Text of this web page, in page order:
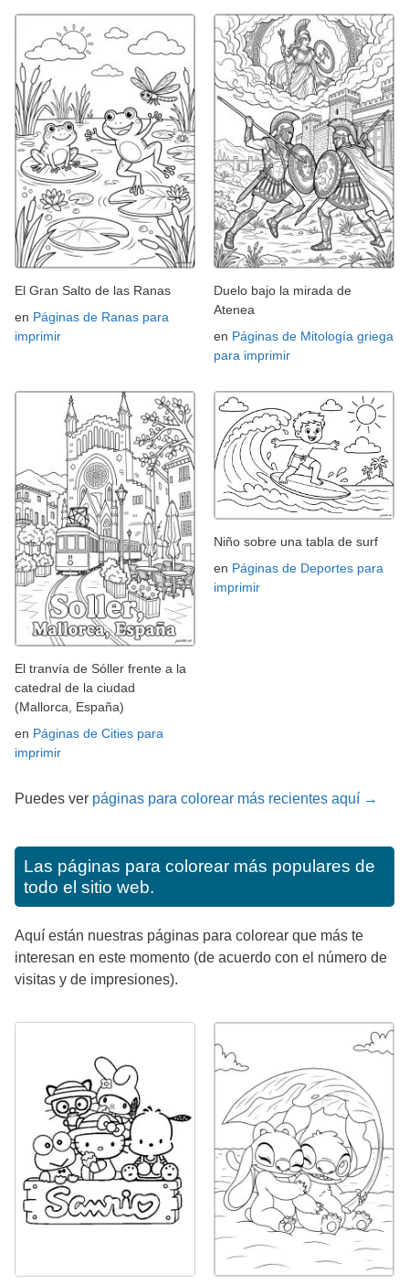
El Gran Salto de las Ranas
en Páginas de Ranas para
imprimir
Duelo bajo la mirada de
Atenea
en Páginas de Mitología griega
para imprimir
El tranvía de Sóller frente a la
catedral de la ciudad
(Mallorca, España)
en Páginas de Cities para
imprimir
Niño sobre una tabla de surf
en Páginas de Deportes para
imprimir
Puedes ver páginas para colorear más recientes aquí →
Las páginas para colorear más populares de
todo el sitio web.
Aquí están nuestras páginas para colorear que más te
interesan en este momento (de acuerdo con el número de
visitas y de impresiones).